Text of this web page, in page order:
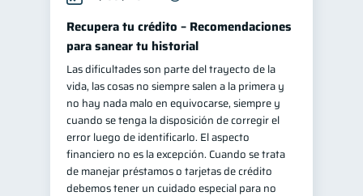
Recupera tu crédito – Recomendaciones
para sanear tu historial
Las dificultades son parte del trayecto de la
vida, las cosas no siempre salen a la primera y
no hay nada malo en equivocarse, siempre y
cuando se tenga la disposición de corregir el
error luego de identificarlo. El aspecto
financiero no es la excepción. Cuando se trata
de manejar préstamos o tarjetas de crédito
debemos tener un cuidado especial para no